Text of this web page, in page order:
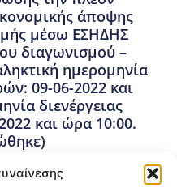
άποψης
μέσω ΕΣΗΔΗΣ
διαγωνισμού –
ημερομηνία
09-06-2022 και
διενέργειας
και ώρα 10:00.
2022